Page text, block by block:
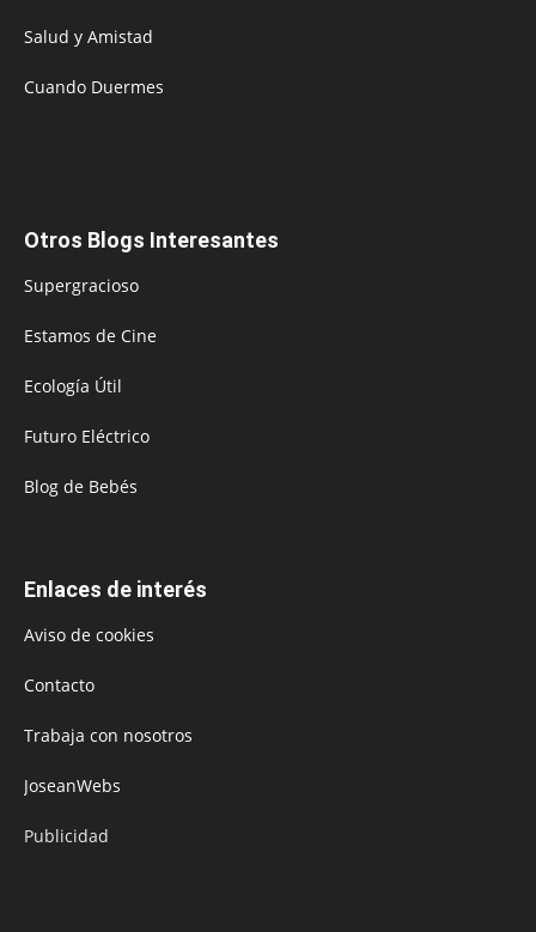
Salud y Amistad
Cuando Duermes
Otros Blogs Interesantes
Supergracioso
Estamos de Cine
Ecología Útil
Futuro Eléctrico
Blog de Bebés
Enlaces de interés
Aviso de cookies
Contacto
Trabaja con nosotros
JoseanWebs
Publicidad